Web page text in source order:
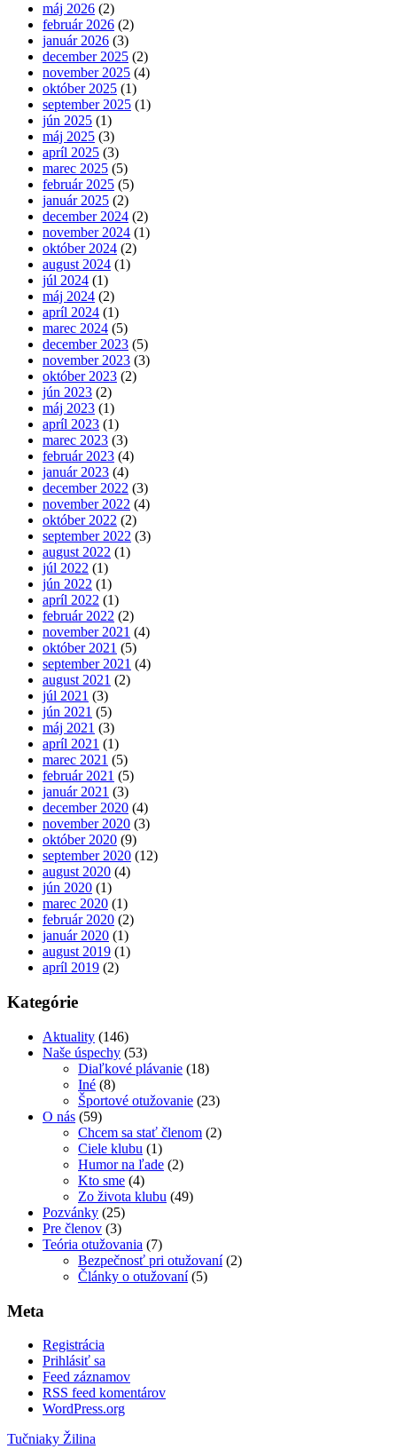
máj 2026 (2)
február 2026 (2)
január 2026 (3)
december 2025 (2)
november 2025 (4)
október 2025 (1)
september 2025 (1)
jún 2025 (1)
máj 2025 (3)
apríl 2025 (3)
marec 2025 (5)
február 2025 (5)
január 2025 (2)
december 2024 (2)
november 2024 (1)
október 2024 (2)
august 2024 (1)
júl 2024 (1)
máj 2024 (2)
apríl 2024 (1)
marec 2024 (5)
december 2023 (5)
november 2023 (3)
október 2023 (2)
jún 2023 (2)
máj 2023 (1)
apríl 2023 (1)
marec 2023 (3)
február 2023 (4)
január 2023 (4)
december 2022 (3)
november 2022 (4)
október 2022 (2)
september 2022 (3)
august 2022 (1)
júl 2022 (1)
jún 2022 (1)
apríl 2022 (1)
február 2022 (2)
november 2021 (4)
október 2021 (5)
september 2021 (4)
august 2021 (2)
júl 2021 (3)
jún 2021 (5)
máj 2021 (3)
apríl 2021 (1)
marec 2021 (5)
február 2021 (5)
január 2021 (3)
december 2020 (4)
november 2020 (3)
október 2020 (9)
september 2020 (12)
august 2020 (4)
jún 2020 (1)
marec 2020 (1)
február 2020 (2)
január 2020 (1)
august 2019 (1)
apríl 2019 (2)
Kategórie
Aktuality (146)
Naše úspechy (53)
Diaľkové plávanie (18)
Iné (8)
Športové otužovanie (23)
O nás (59)
Chcem sa stať členom (2)
Ciele klubu (1)
Humor na ľade (2)
Kto sme (4)
Zo života klubu (49)
Pozvánky (25)
Pre členov (3)
Teória otužovania (7)
Bezpečnosť pri otužovaní(2)
Články o otužovaní(5)
Meta
Registrácia
Prihlásiť sa
Feed záznamov
RSS feed komentárov
WordPress.org
Tučniaky Žilina